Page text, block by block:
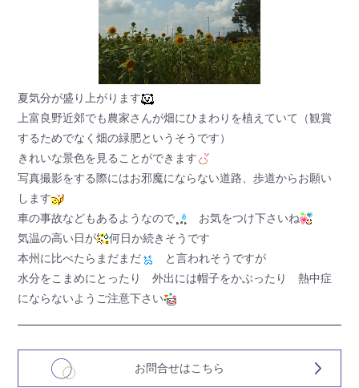
夏気分が盛り上がります
上富良野近郊でも農家さんが畑にひまわりを植えていて（観賞
するためでなく畑の緑肥というそうです）
きれいな景色を見ることができます
写真撮影をする際にはお邪魔にならない道路、歩道からお願い
します
車の事故などもあるようなので
お気をつけ下さいね
気温の高い日が
何日か続きそうです
本州に比べたらまだまだ
と言われそうですが
水分をこまめにとったり 外出には帽子をかぶったり 熱中症
にならないようご注意下さい
お問合せはこちら